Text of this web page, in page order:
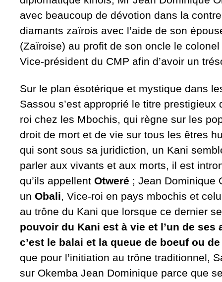
avec beaucoup de dévotion dans la
diamants zaïrois avec l’aide de son
(Zaïroise) au profit de son oncle le
Vice-président du CMP afin d’avoir un
Sur le plan ésotérique et mystique dans
Sassou s’est approprié le titre prestigieux
roi chez les Mbochis, qui règne sur les
droit de mort et de vie sur tous les êtres
qui sont sous sa juridiction, un Kani
parler aux vivants et aux morts, il est
qu’ils appellent Otweré ; Jean Dominique
un Obali, Vice-roi en pays mbochis et
au trône du Kani que lorsque ce dernier
pouvoir du Kani est à vie et l’un de
c’est le balai et la queue de boeuf ou
que pour l’initiation au trône traditionnel,
sur Okemba Jean Dominique parce que